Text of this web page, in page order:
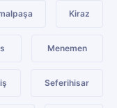
Kiraz
Menemen
Seferihisar